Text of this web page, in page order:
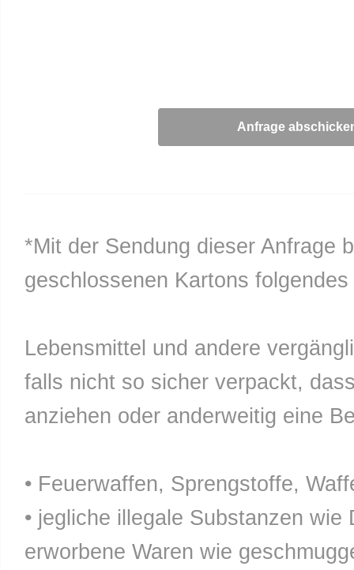
*Mit der Sendung dieser Anfrage
geschlossenen Kartons
Lebensmittel und andere
falls nicht so sicher verpackt,
anziehen oder anderweitig eine
• Feuerwaffen, Sprengstoffe,
• jegliche illegale Substanzen
erworbene Waren wie